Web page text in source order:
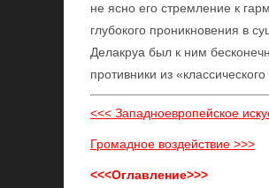
не ясно его стремление к
глубокого проникновения в
Делакруа был к ним
противники из
<<< Западноевропейское
Громадное воздействие >>>
<<<Оглавление>>>